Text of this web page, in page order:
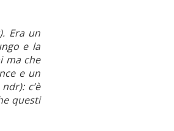
Era un
e la
ma che
e un
c’è
questi